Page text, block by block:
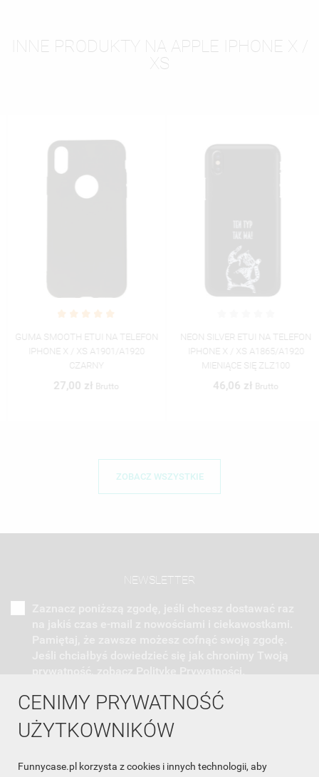
CENIMY PRYWATNOŚĆ
UŻYTKOWNIKÓW
Funnycase.pl korzysta z cookies i innych technologii, aby
INNE PRODUKTY NA APPLE IPHONE X /
XS
GUMA SMOOTH ETUI NA TELEFON
IPHONE X / XS A1901/A1920
CZARNY
27,00 złBrutto
NEON SILVER ETUI NA TELEFON
IPHONE X / XS A1865/A1920
MIENIĄCE SIĘ ZLZ100
46,06 złBrutto
ZOBACZ WSZYSTKIE
NEWSLETTER
INFORMACJA O SKLEPIE